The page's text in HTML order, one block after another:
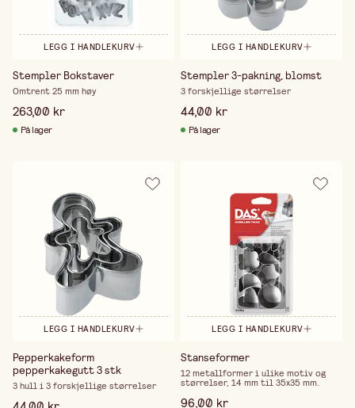
LEGG I HANDLEKURV
Stempler Bokstaver
Omtrent 25 mm høy
263,00 kr
På lager
LEGG I HANDLEKURV
Stempler 3-pakning, blomst
3 forskjellige størrelser
44,00 kr
På lager
LEGG I HANDLEKURV
Pepperkakeform
pepperkakegutt 3 stk
3 hull i 3 forskjellige størrelser
LEGG I HANDLEKURV
Stanseformer
12 metallformer i ulike motiv og
størrelser, 14 mm til 35x35 mm.
96,00 kr